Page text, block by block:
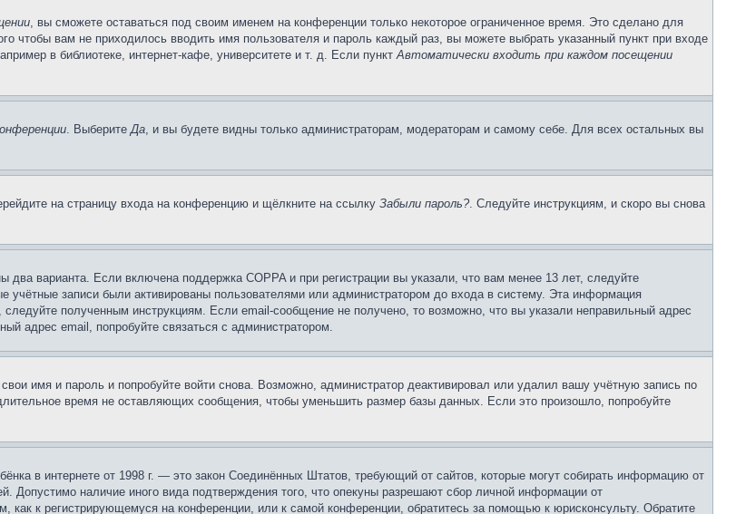
, вы сможете оставаться под своим именем на конференции только некоторое ограниченное время. Это сделано для
чтобы вам не приходилось вводить имя пользователя и пароль каждый раз, вы можете выбрать указанный пункт при входе
в библиотеке, интернет-кафе, университете и т. д. Если пунктАвтоматически входить при каждом посещении
. ВыберитеДа, и вы будете видны только администраторам, модераторам и самому себе. Для всех остальных вы
на страницу входа на конференцию и щёлкните на ссылку Забыли пароль?. Следуйте инструкциям, и скоро вы снова
варианта. Если включена поддержка COPPA и при регистрации вы указали, что вам менее 13 лет, следуйте
учётные записи были активированы пользователями или администратором до входа в систему. Эта информация
полученным инструкциям. Если email-сообщение не получено, то возможно, что вы указали неправильный адрес
адрес email, попробуйте связаться с администратором.
имя и пароль и попробуйте войти снова. Возможно, администратор деактивировал или удалил вашу учётную запись по
время не оставляющих сообщения, чтобы уменьшить размер базы данных. Если это произошло, попробуйте
в интернете от 1998 г. — это закон Соединённых Штатов, требующий от сайтов, которые могут собирать информацию от
Допустимо наличие иного вида подтверждения того, что опекуны разрешают сбор личной информации от
к регистрирующемуся на конференции, или к самой конференции, обратитесь за помощью к юрисконсульту. Обратите